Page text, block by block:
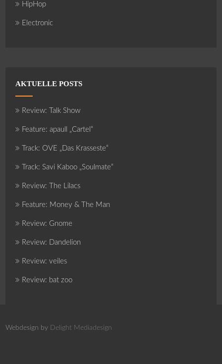
HipHop
Electronic
AKTUELLE POSTS
Review: Talk Show
Feature: apaull „Cartel“
Track: OVE „Das Krasseste“
Track: Savi Kaboo „Soulmate“
Review: The Lilacs
Feature: Money & The Man
Review: Gnome
Review: Dandelion
Review: veiles
Review: bat zoo
Webdesign by Delight Mediadesign